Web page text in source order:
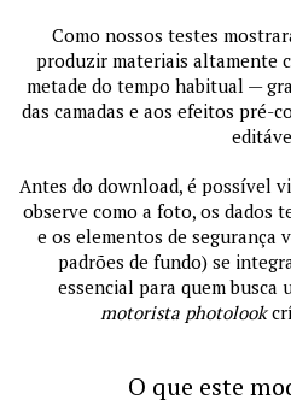
Como nossos testes
produzir materiais altamente
metade do tempo habitual —
das camadas e aos efeitos pré-
Antes do download, é possível
observe como a foto, os dados
e os elementos de segurança
padrões de fundo) se
essencial para quem busca
motorista photolook
O que este